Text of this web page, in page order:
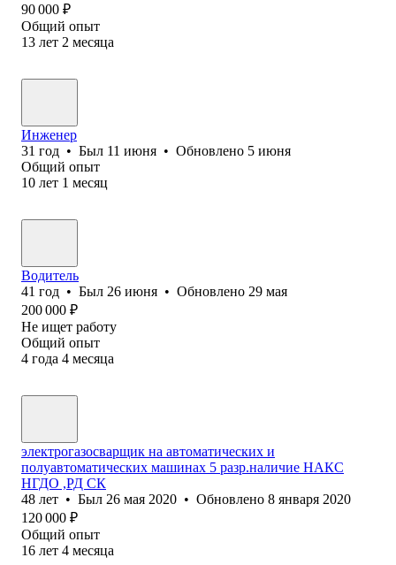
90 000 ₽
Общий опыт
13 лет 2 месяца
Инженер
31 год • Был 11 июня • Обновлено 5 июня
Общий опыт
10 лет 1 месяц
Водитель
41 год • Был 26 июня • Обновлено 29 мая
200 000 ₽
Не ищет работу
Общий опыт
4 года 4 месяца
электрогазосварщик на автоматических и
полуавтоматических машинах 5 разр.наличие НАКС
НГДО ,РД СК
48 лет • Был 26 мая 2020 • Обновлено 8 января 2020
120 000 ₽
Общий опыт
16 лет 4 месяца